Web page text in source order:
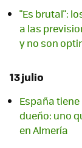
"Es brutal":
a las
y no son
13 julio
España
dueño: uno
en Almería